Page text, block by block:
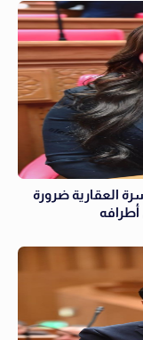
العقارية ضرورة